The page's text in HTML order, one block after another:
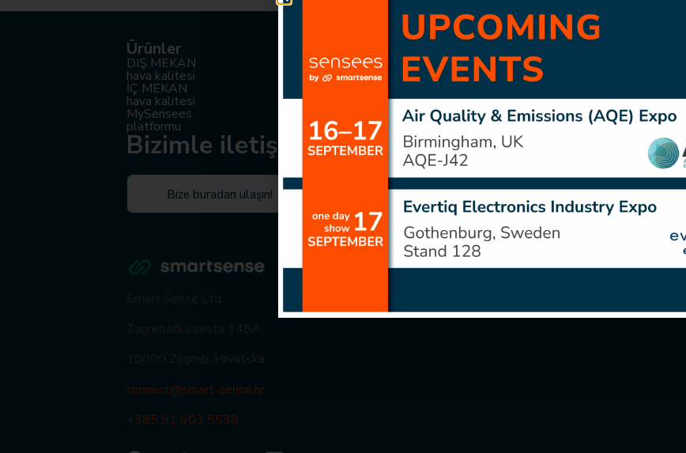
Bizimle iletişime geçin
Bize buradan ulaşın!
Smart Sense Ltd.
Zagrebačka cesta 145A,
10000 Zagreb, Hrvatska
connect@smart-sense.hr
+385 91 603 5538
Ürünler
DIŞ MEKAN
hava kalitesi
İÇ MEKAN
hava kalitesi
MySensees
platformu
Akıllı Şehir
Halk sağlığı
Okullar ve anaokulları
Evler
Kirleticiler
Meteoroloji
EMF